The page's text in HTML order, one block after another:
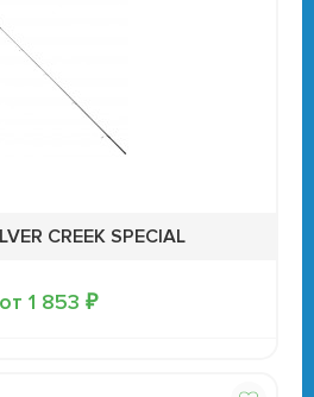
CREEK SPECIAL
от 1 853 ₽